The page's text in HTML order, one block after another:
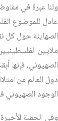
ولنا عبرة في
عادل للموضوع
الصهاينة حول كل
ملايين
الصهيوني، فإنها
دول العالم من
الوجود الصهيوني